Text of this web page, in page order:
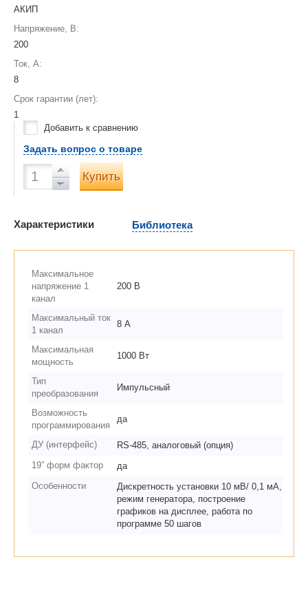
АКИП
Напряжение, В:
200
Ток, А:
8
Срок гарантии (лет):
1
Добавить к сравнению
Задать вопрос о товаре
Купить
Характеристики Библиотека
Максимальное
напряжение 1
канал
200 В
Максимальный ток
1 канал
8 А
Максимальная
мощность
1000 Вт
Тип
преобразования
Импульсный
Возможность
программирования
да
ДУ (интерфейс)
RS-485, аналоговый (опция)
19” форм фактор
да
Особенности
Дискретность установки 10 мВ/ 0,1 мА,
режим генератора, построение
графиков на дисплее, работа по
программе 50 шагов